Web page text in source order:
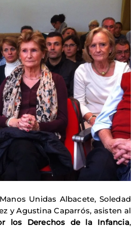
Unidas Albacete, Soledad
y Agustina Caparrós, asisten al
los Derechos de la Infancia,